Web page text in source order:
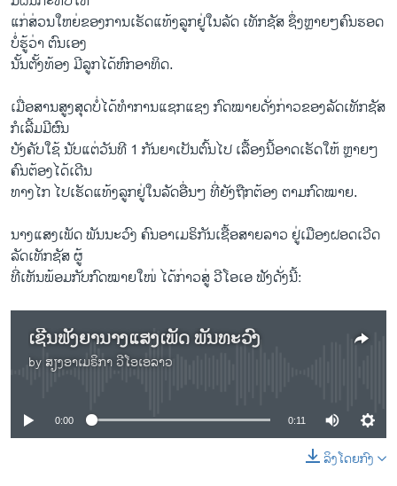
ພາສາຕ່າງໆ
ແກ່ສ່ວນໃຫຍ່ຂອງການເຮັດແທ້ງລູກຢູ່ໃນລັດ ເທັກຊັສ ຊຶ່ງຫຼາຍໆຄົນຮອດ
ບໍ່ຮູ້ວ່າ ຕົນເອງ
ນັ້ນຕັ້ງທ້ອງ ມີລູກໄດ້ຫົກອາທິດ.
ເມື່ອສານສູງສຸດບໍ່ໄດ້ທຳການແຊກແຊງ ກົດໝາຍດັ່ງກ່າວຂອງລັດເທັກຊັສ
ກໍເລີ້ມມີຜົນ
ບັງຄັບໃຊ້ ນັບແຕ່ວັນທີ 1 ກັນຍາເປັນຕົ້ນໄປ ເລື້ອງນີ້ອາດເຮັດໃຫ້ ຫຼາຍໆ
ຄົນຕ້ອງໄດ້ເດີນ
ທາງໄກ ໄປເຮັດແທ້ງລູກຢູ່ໃນລັດອື່ນໆ ທີ່ຍັງຖືກຕ້ອງ ຕາມກົດໝາຍ.
ນາງແສງເພັດ ພັນນະວົງ ຄົນອາເມຣິກັນເຊື້ອສາຍລາວ ຢູ່ເມືອງຝອດເວີດ
ລັດເທັກຊັສ ຜູ້
ທີ່ເຫັນພ້ອມກັບກົດໝາຍໃໜ່ ໄດ້ກ່າວສູ່ ວີໂອເອ ຟັງດັ່ງນີ້:
ເຊີນຟັງຍານາງແສງເພັດ ພັນທະວົງ
by ສຽງອາເມຣິກາ ວີໂອເອລາວ
No media source currently available
0:00 0:11
ລິງໂດຍກົງ